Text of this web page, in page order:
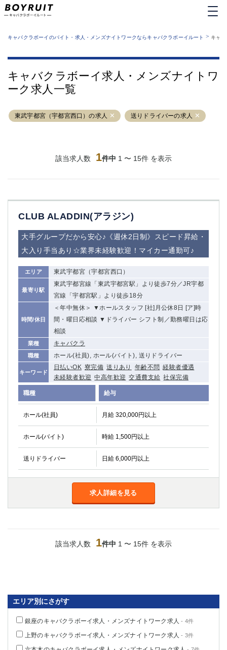
業種から探す
運営者情報
サイトマップ
キャバクラボーイのバイト・求人・メンズナイトワークならキャバクラボーイルート > キャ
キャバクラボーイ求人・メンズナイトワ
ーク求人一覧
東武宇都宮（宇都宮西口）の求人 送りドライバーの求人
該当求人数 1件中 1 〜 15件 を表示
CLUB ALADDIN(アラジン)
大手グループだから安心♪《週休2日制》スピード昇給・
大入り手当あり☆業界未経験歓迎！マイカー通勤可♪
エリア 東武宇都宮（宇都宮西口）
最寄り駅
東武宇都宮線「東武宇都宮駅」より徒歩7分／JR宇都
宮線「宇都宮駅」より徒歩18分
時間/休日
＜年中無休＞ ▼ホールスタッフ [社]月公休8日 [ア]時
間・曜日応相談 ▼ドライバー シフト制／勤務曜日は応
相談
業種 キャバクラ
職種 ホール(社員), ホール(バイト), 送りドライバー
キーワード
日払いOK 寮完備 送りあり 年齢不問 経験者優遇
未経験者歓迎 中高年歓迎 交通費支給 社保完備
職種 給与
ホール(社員) 月給 320,000円以上
ホール(バイト) 時給 1,500円以上
送りドライバー 日給 6,000円以上
求人詳細を見る
該当求人数 1件中 1 〜 15件 を表示
エリア別にさがす
銀座のキャバクラボーイ求人・メンズナイトワーク求人 - 4件
上野のキャバクラボーイ求人・メンズナイトワーク求人 - 3件
六本木
池袋
新橋
渋谷
大和
立川
①六本木 ②西麻布
大山
赤坂
高円寺
蒲田東口
多摩センター
立川（南口）
新宿
西葛西
中野
葛西
中目黒
ひばりヶ丘（北口）
学芸大学
吉祥寺（南口／公園口）
自由が丘
四谷
錦糸町南口
下北沢・経堂
金町（北口）
成増駅徒歩3分の好立地！①JR埼京線「赤羽駅」から徒歩2分 ②東
三軒茶屋（南口）
①歌舞伎町 ②新宿 ③新宿三丁目 ④西
①歌舞伎町 ②新宿 ③西部新宿 ③東新宿
蒲田(西口)
清瀬（南口）
①東武練馬 ②成増・板橋 ③大山 ②池袋
池袋東口
金町
大井町
大泉学園
下赤塚
三鷹
水道橋
荻窪
浅草
久米川
神奈川県